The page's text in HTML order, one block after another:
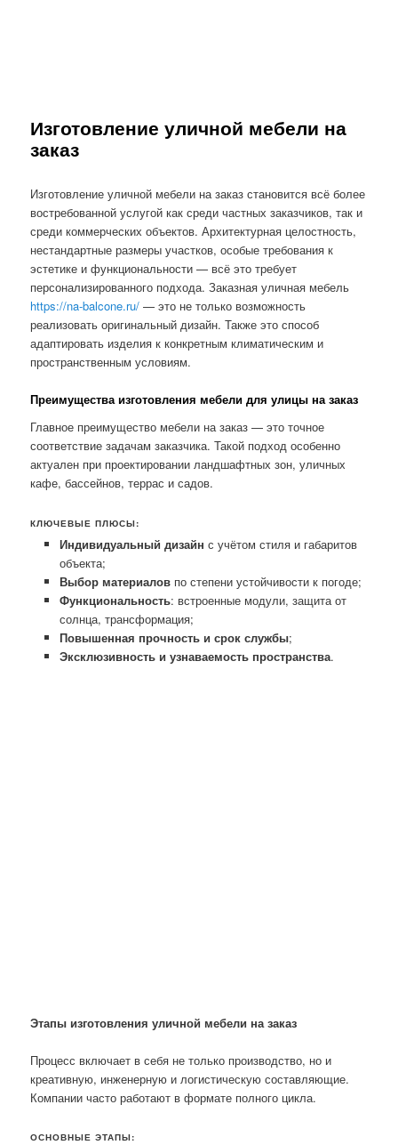
Изготовление уличной мебели на
заказ
Изготовление уличной мебели на заказ становится всё более
востребованной услугой как среди частных заказчиков, так и
среди коммерческих объектов. Архитектурная целостность,
нестандартные размеры участков, особые требования к
эстетике и функциональности — всё это требует
персонализированного подхода. Заказная уличная мебель
https://na-balcone.ru/ — это не только возможность
реализовать оригинальный дизайн. Также это способ
адаптировать изделия к конкретным климатическим и
пространственным условиям.
Преимущества изготовления мебели для улицы на заказ
Главное преимущество мебели на заказ — это точное
соответствие задачам заказчика. Такой подход особенно
актуален при проектировании ландшафтных зон, уличных
кафе, бассейнов, террас и садов.
КЛЮЧЕВЫЕ ПЛЮСЫ:
Индивидуальный дизайн с учётом стиля и габаритов
объекта;
Выбор материаловпо степени устойчивости к погоде;
Функциональность: встроенные модули, защита от
солнца, трансформация;
Повышенная прочность и срок службы;
Эксклюзивность и узнаваемость пространства.
Этапы изготовления уличной мебели на заказ
Процесс включает в себя не только производство, но и
креативную, инженерную и логистическую составляющие.
Компании часто работают в формате полного цикла.
ОСНОВНЫЕ ЭТАПЫ: